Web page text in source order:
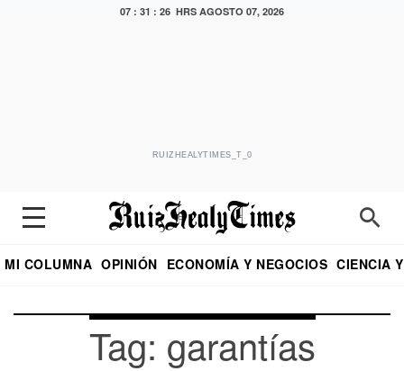
07 : 31 : 26 HRS AGOSTO 07, 2026
RUIZHEALYTIMES_T_0
MI COLUMNA OPINIÓN ECONOMÍA Y NEGOCIOS CIENCIA
Tag: garantías